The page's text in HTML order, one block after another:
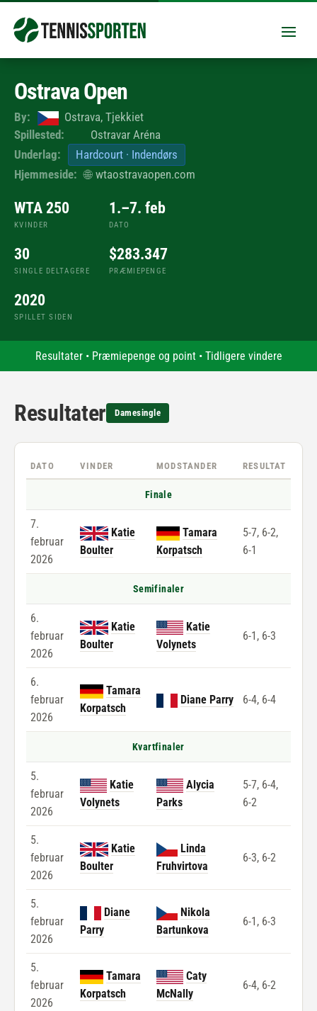
Ostrava Open
By:
Ostrava, Tjekkiet
Spillested:
Ostravar Aréna
Underlag:
Hardcourt · Indendørs
Hjemmeside: 🌐 wtaostravaopen.com
WTA 250
KVINDER
1.–7. feb
DATO
30
SINGLE DELTAGERE
$283.347
PRÆMIEPENGE
2020
SPILLET SIDEN
Resultater• Præmiepenge og point• Tidligere vindere
Resultater Damesingle
DATO VINDER MODSTANDER RESULTAT
Finale
7.
februar
2026
Katie
Boulter
Tamara
Korpatsch
5-7, 6-2,
6-1
Semifinaler
6.
februar
2026
Katie
Boulter
Katie
Volynets
6-1, 6-3
6.
februar
2026
Tamara
Korpatsch
Diane Parry 6-4, 6-4
Kvartfinaler
5.
februar
2026
Katie
Volynets
Alycia
Parks
5-7, 6-4,
6-2
5.
februar
2026
Katie
Boulter
Linda
Fruhvirtova
6-3, 6-2
5.
februar
2026
Diane
Parry
Nikola
Bartunkova
6-1, 6-3
5.
februar
2026
Tamara
Korpatsch
Caty
McNally
6-4, 6-2